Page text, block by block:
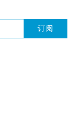
订阅